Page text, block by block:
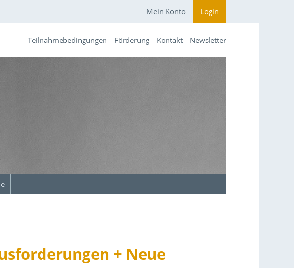
Mein Konto Login
Teilnahmebedingungen Förderung Kontakt Newsletter
+ Neue